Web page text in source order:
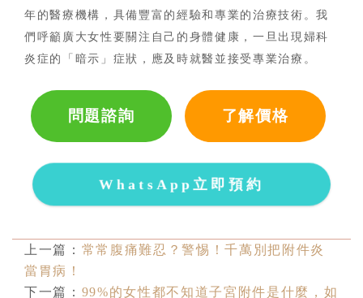
年的醫療機構，具備豐富的經驗和專業的治療技術。我
們呼籲廣大女性要關注自己的身體健康，一旦出現婦科
炎症的「暗示」症狀，應及時就醫並接受專業治療。
問題諮詢 了解價格
WhatsApp立即預約
上一篇： 常常腹痛難忍？警惕！千萬別把附件炎
當胃病！
下一篇： 99%的女性都不知道子宮附件是什麼，如